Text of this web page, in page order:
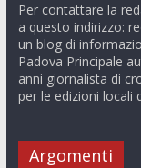
Per contattare la
a questo indirizzo:
un blog di
Padova Principale
anni giornalista di
per le edizioni locali
Argomenti